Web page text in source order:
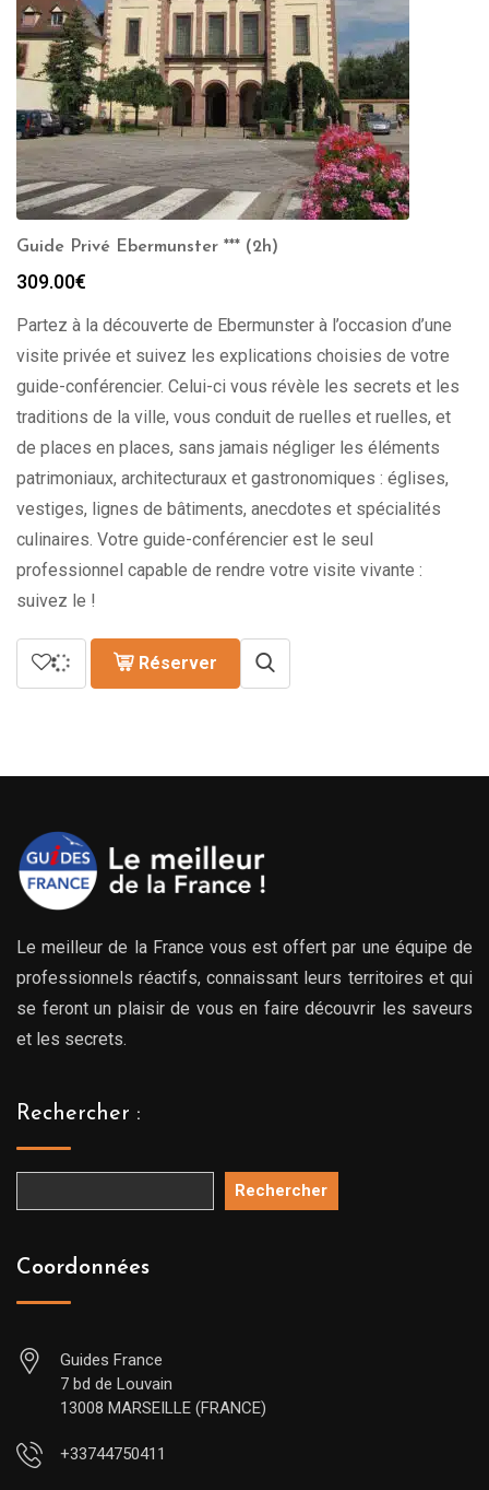
Guide Privé Ebermunster *** (2h)
309.00€
Partez à la découverte de Ebermunster à l’occasion d’une
visite privée et suivez les explications choisies de votre
guide-conférencier. Celui-ci vous révèle les secrets et les
traditions de la ville, vous conduit de ruelles et ruelles, et
de places en places, sans jamais négliger les éléments
patrimoniaux, architecturaux et gastronomiques : églises,
vestiges, lignes de bâtiments, anecdotes et spécialités
culinaires. Votre guide-conférencier est le seul
professionnel capable de rendre votre visite vivante :
suivez le !
Réserver
Le meilleur de la France vous est offert par une équipe de
professionnels réactifs, connaissant leurs territoires et qui
se feront un plaisir de vous en faire découvrir les saveurs
et les secrets.
Rechercher :
Rechercher
Coordonnées
Guides France
7 bd de Louvain
13008 MARSEILLE (FRANCE)
+33744750411